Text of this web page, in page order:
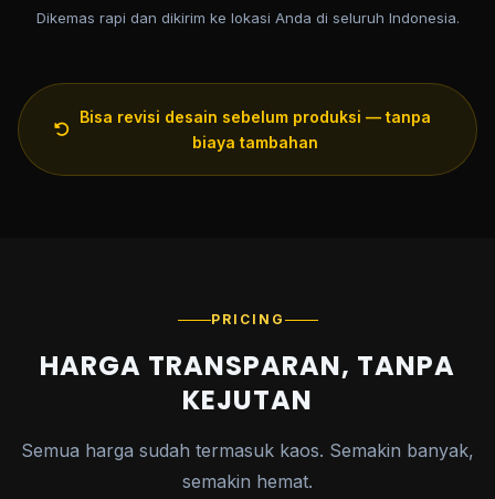
Dikemas rapi dan dikirim ke lokasi Anda di seluruh Indonesia.
Bisa revisi desain sebelum produksi — tanpa
biaya tambahan
PRICING
HARGA TRANSPARAN, TANPA
KEJUTAN
Semua harga sudah termasuk kaos. Semakin banyak,
semakin hemat.